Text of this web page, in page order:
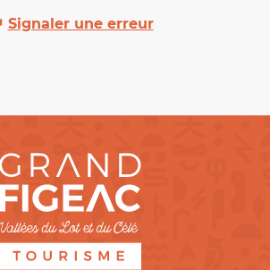
Signaler une erreur